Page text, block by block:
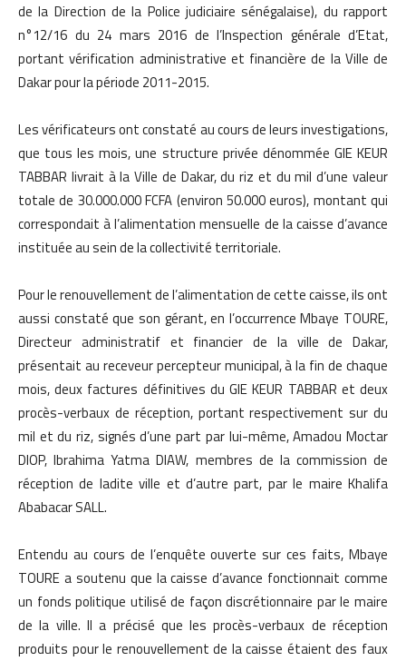
de la Direction de la Police judiciaire sénégalaise), du rapport
n°12/16 du 24 mars 2016 de l’Inspection générale d’Etat,
portant vérification administrative et financière de la Ville de
Dakar pour la période 2011-2015.
Les vérificateurs ont constaté au cours de leurs investigations,
que tous les mois, une structure privée dénommée GIE KEUR
TABBAR livrait à la Ville de Dakar, du riz et du mil d’une valeur
totale de 30.000.000 FCFA (environ 50.000 euros), montant qui
correspondait à l’alimentation mensuelle de la caisse d’avance
instituée au sein de la collectivité territoriale.
Pour le renouvellement de l’alimentation de cette caisse, ils ont
aussi constaté que son gérant, en l’occurrence Mbaye TOURE,
Directeur administratif et financier de la ville de Dakar,
présentait au receveur percepteur municipal, à la fin de chaque
mois, deux factures définitives du GIE KEUR TABBAR et deux
procès-verbaux de réception, portant respectivement sur du
mil et du riz, signés d’une part par lui-même, Amadou Moctar
DIOP, Ibrahima Yatma DIAW, membres de la commission de
réception de ladite ville et d’autre part, par le maire Khalifa
Ababacar SALL.
Entendu au cours de l’enquête ouverte sur ces faits, Mbaye
TOURE a soutenu que la caisse d’avance fonctionnait comme
un fonds politique utilisé de façon discrétionnaire par le maire
de la ville. Il a précisé que les procès-verbaux de réception
produits pour le renouvellement de la caisse étaient des faux